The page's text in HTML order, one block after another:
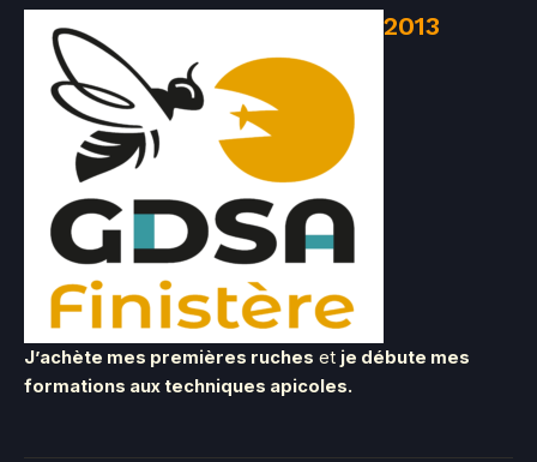
2013
J’achète mes premières ruches et je débute mes
formations aux techniques apicoles.